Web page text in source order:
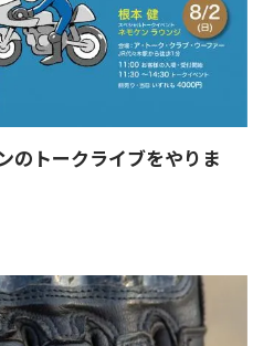
のトークライブをやりま